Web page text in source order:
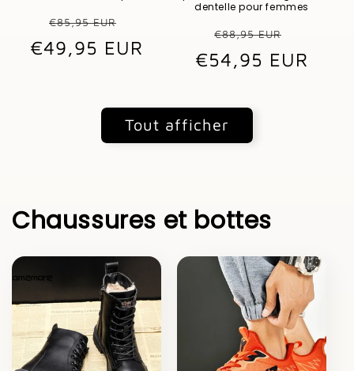
Prix
habituel
€85,95 EUR
promotionnel
€49,95 EUR
dentelle pour femmes
Prix
habituel
€88,95 EUR
€54,95 EUR
Tout afficher
Chaussures et bottes